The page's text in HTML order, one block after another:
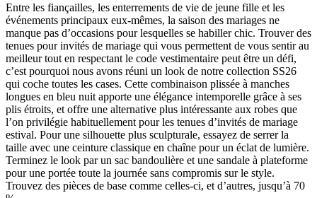
Entre les fiançailles, les enterrements de vie de jeune fille et les
événements principaux eux-mêmes, la saison des mariages ne
manque pas d’occasions pour lesquelles se habiller chic. Trouver des
tenues pour invités de mariage qui vous permettent de vous sentir au
meilleur tout en respectant le code vestimentaire peut être un défi,
c’est pourquoi nous avons réuni un look de notre collection SS26
qui coche toutes les cases. Cette combinaison plissée à manches
longues en bleu nuit apporte une élégance intemporelle grâce à ses
plis étroits, et offre une alternative plus intéressante aux robes que
l’on privilégie habituellement pour les tenues d’invités de mariage
estival. Pour une silhouette plus sculpturale, essayez de serrer la
taille avec une ceinture classique en chaîne pour un éclat de lumière.
Terminez le look par un sac bandoulière et une sandale à plateforme
pour une portée toute la journée sans compromis sur le style.
Trouvez des pièces de base comme celles-ci, et d’autres, jusqu’à 70